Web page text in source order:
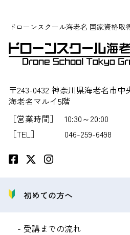
ドローンスクール海老名 国家資格取
〒243-0432 神奈川県海老名市中
海老名マルイ5階
［営業時間］
10:30～20:00
［TEL］
046-259-6498
初めての方へ
受講までの流れ